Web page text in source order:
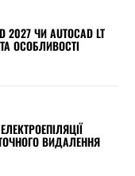
ЧИ AUTOCAD LT
ОСОБЛИВОСТІ
ВИДАЛЕННЯ